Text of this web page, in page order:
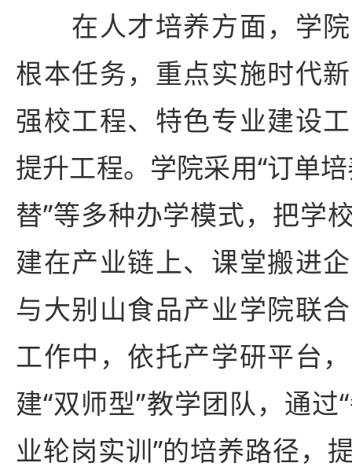
在人才培养方面，学院
根本任务，重点实施时代
强校工程、特色专业建设
提升工程。学院采用“订单培
替”等多种办学模式，把学
建在产业链上、课堂搬进
与大别山食品产业学院联
工作中，依托产学研平台
建“双师型”教学团队，通
业轮岗实训”的培养路径，